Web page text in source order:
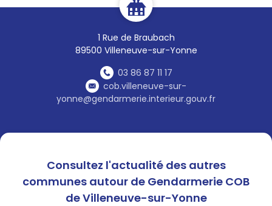
1 Rue de Braubach
89500 Villeneuve-sur-Yonne
03 86 87 11 17
cob.villeneuve-sur-
yonne@gendarmerie.interieur.gouv.fr
Consultez l'actualité des autres
communes autour de Gendarmerie COB
de Villeneuve-sur-Yonne